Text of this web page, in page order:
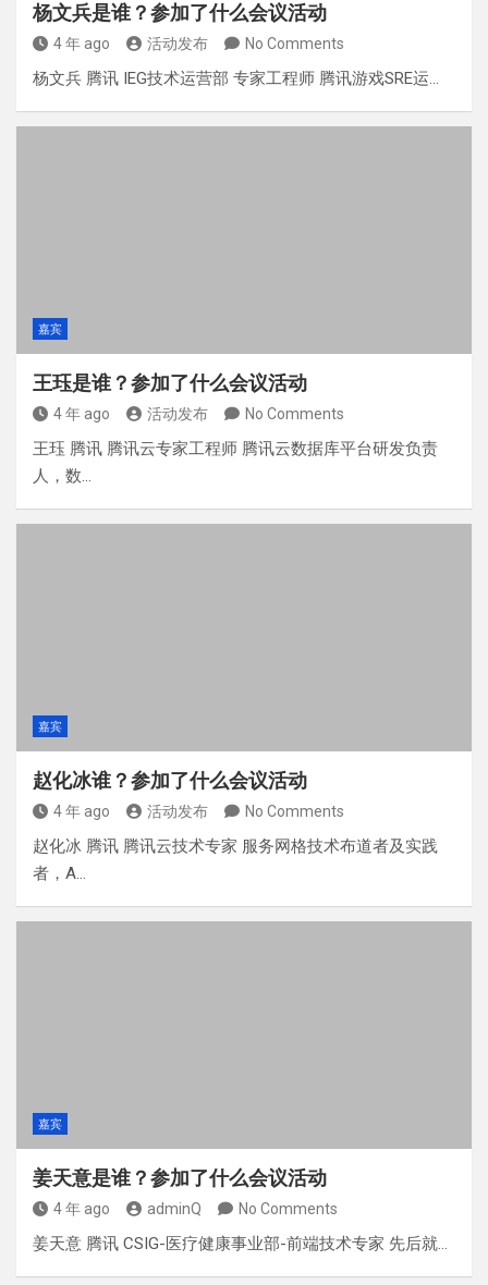
杨文兵是谁？参加了什么会议活动
4 年 ago 活动发布 No Comments
杨文兵 腾讯 IEG技术运营部 专家工程师 腾讯游戏SRE运…
嘉宾
王珏是谁？参加了什么会议活动
4 年 ago 活动发布 No Comments
王珏 腾讯 腾讯云专家工程师 腾讯云数据库平台研发负责
人，数…
嘉宾
赵化冰谁？参加了什么会议活动
4 年 ago 活动发布 No Comments
赵化冰 腾讯 腾讯云技术专家 服务网格技术布道者及实践
者，A…
嘉宾
姜天意是谁？参加了什么会议活动
4 年 ago adminQ No Comments
姜天意 腾讯 CSIG-医疗健康事业部-前端技术专家 先后就…